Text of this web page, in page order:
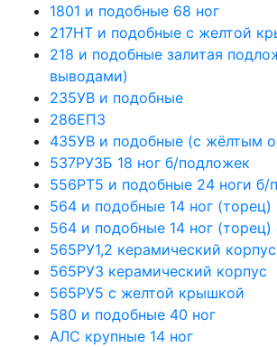
1801 и подобные 68 ног
217НТ и подобные с желтой
218 и подобные залитая
выводами)
235УВ и подобные
286ЕП3
435УВ и подобные (с жёлтым
537РУ3Б 18 ног б/подложек
556РТ5 и подобные 24 ноги б/
564 и подобные 14 ног (торец)
564 и подобные 14 ног (торец)
565РУ1,2 керамический корпус
565РУ3 керамический корпус
565РУ5 с желтой крышкой
580 и подобные 40 ног
АЛС крупные 14 ног